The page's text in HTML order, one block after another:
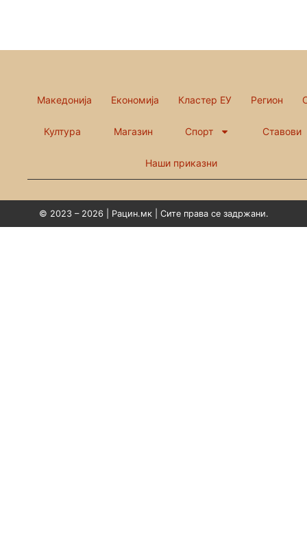
Македонија Економија Кластер ЕУ Регион
Култура Магазин Спорт Ставови
Наши приказни
© 2023 – 2026 | Рацин.мк | Сите права се задржани.